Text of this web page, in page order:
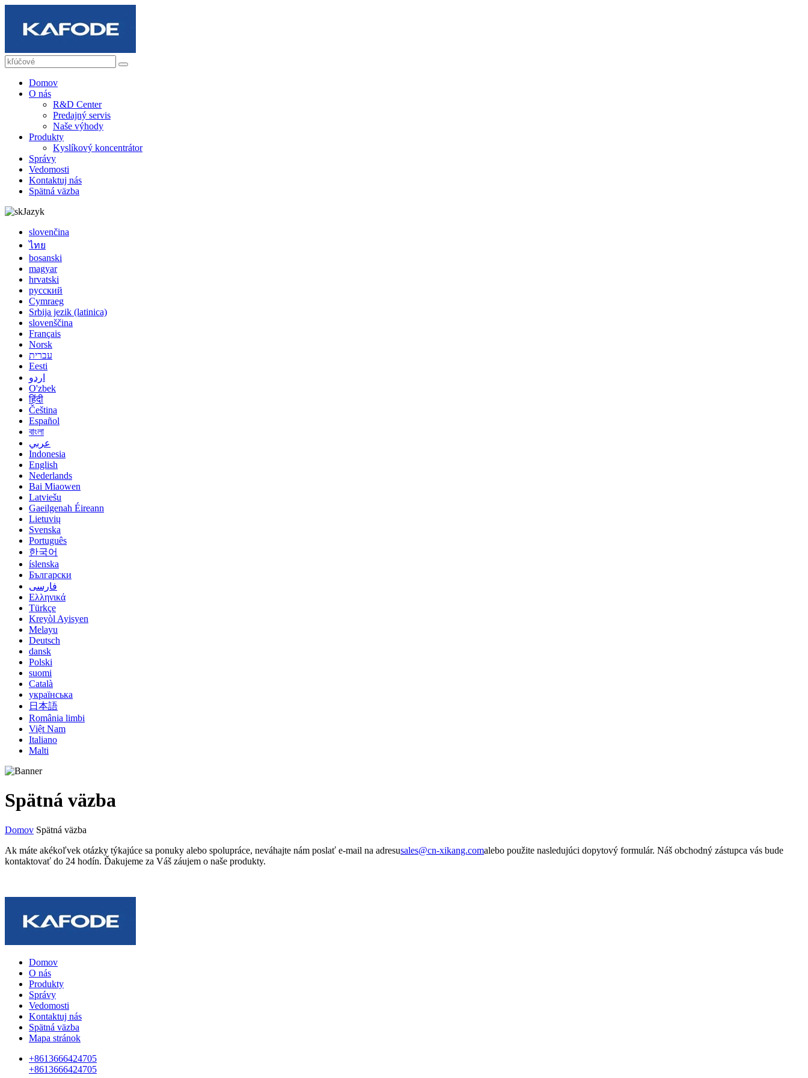
Domov
O nás
R&D Center
Predajný servis
Naše výhody
Produkty
Kyslíkový koncentrátor
Správy
Vedomosti
Kontaktuj nás
Spätná väzba
Jazyk
slovenčina
ไทย
bosanski
magyar
hrvatski
русский
Cymraeg
Srbija jezik (latinica)
slovenščina
Français
Norsk
עברית
Eesti
اردو
O'zbek
हिंदी
Čeština
Español
বাংলা
عربي
Indonesia
English
Nederlands
Bai Miaowen
Latviešu
Gaeilgenah Éireann
Lietuvių
Svenska
Português
한국어
íslenska
Български
فارسی
Ελληνικά
Türkçe
Kreyòl Ayisyen
Melayu
Deutsch
dansk
Polski
suomi
Català
українська
日本語
România limbi
Việt Nam
Italiano
Malti
Spätná väzba
Domov Spätná väzba
Ak máte akékoľvek otázky týkajúce sa ponuky alebo spolupráce, neváhajte nám poslať e-mail na adresusales@cn-xikang.comalebo použite nasledujúci dopytový formulár. Náš obchodný zástupca vás bude
kontaktovať do 24 hodín. Ďakujeme za Váš záujem o naše produkty.
Domov
O nás
Produkty
Správy
Vedomosti
Kontaktuj nás
Spätná väzba
Mapa stránok
+8613666424705
+8613666424705